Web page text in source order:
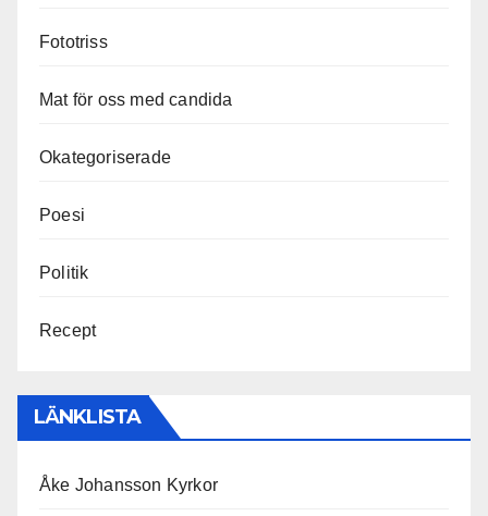
Fototriss
Mat för oss med candida
Okategoriserade
Poesi
Politik
Recept
LÄNKLISTA
Åke Johansson Kyrkor